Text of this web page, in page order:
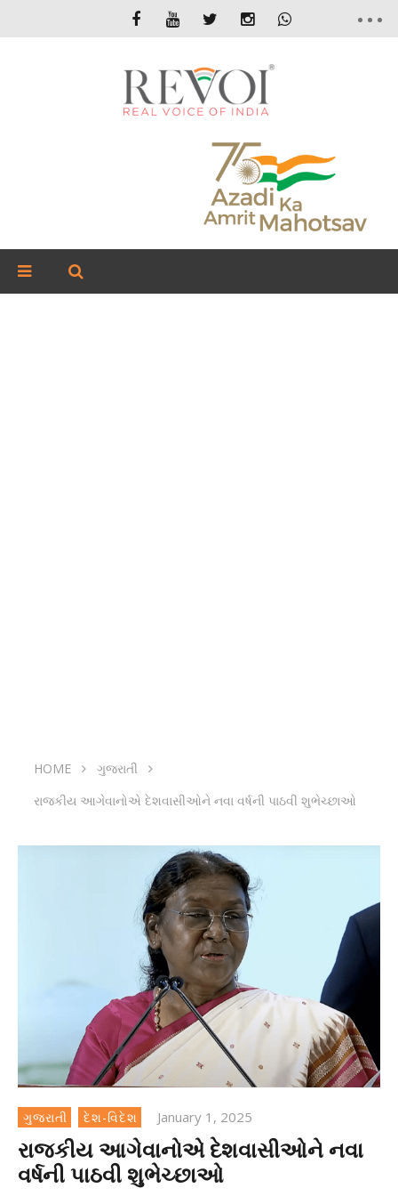
HOME
ગુજરાતી
રાજકીય આગેવાનોએ દેશવાસીઓને નવા વર્ષની પાઠવી શુભેચ્છાઓ
ગુજરાતી દેશ-વિદેશ January 1, 2025
રાજકીય આગેવાનોએ દેશવાસીઓને નવા
વર્ષની પાઠવી શુભેચ્છાઓ